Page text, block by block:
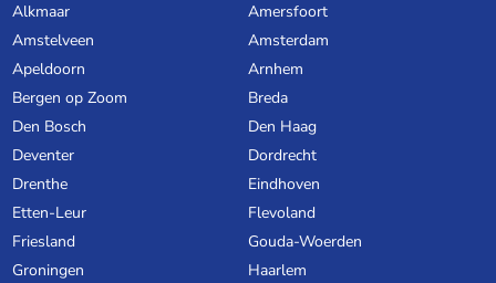
Alkmaar
Amersfoort
Amstelveen
Amsterdam
Apeldoorn
Arnhem
Bergen op Zoom
Breda
Den Bosch
Den Haag
Deventer
Dordrecht
Drenthe
Eindhoven
Etten-Leur
Flevoland
Friesland
Gouda-Woerden
Groningen
Haarlem